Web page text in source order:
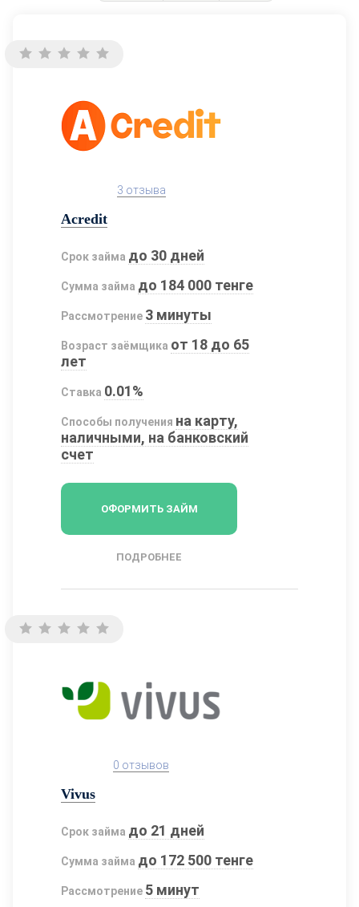
3 отзыва
Acredit
Срок займа до 30 дней
Сумма займа до 184 000 тенге
Рассмотрение 3 минуты
Возраст заёмщика от 18 до 65
лет
Ставка 0.01%
Способы получения на карту,
наличными, на банковский
счет
ОФОРМИТЬ ЗАЙМ
ПОДРОБНЕЕ
0 отзывов
Vivus
Срок займа до 21 дней
Сумма займа до 172 500 тенге
Рассмотрение 5 минут